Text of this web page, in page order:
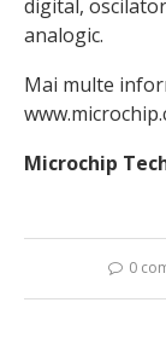
digital,
analogic.
Mai multe
Microchip
0